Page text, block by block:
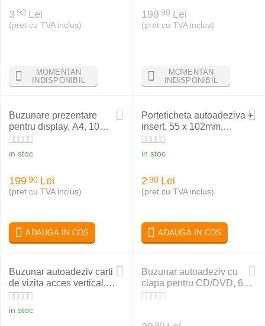
3 90 Lei
(pret cu TVA inclus)
MOMENTAN
INDISPONIBIL
199 90 Lei
(pret cu TVA inclus)
MOMENTAN
INDISPONIBIL
Buzunare prezentare
pentru display, A4, 10
buc/set, gri deschis,
PROBECO QuickLoad
in stoc
199 90 Lei
(pret cu TVA inclus)
ADAUGA IN COS
Porteticheta autoadeziva +
insert, 55 x 102mm,
PROBECO
in stoc
2 90 Lei
(pret cu TVA inclus)
ADAUGA IN COS
Buzunar autoadeziv carti
de vizita acces vertical,
95x60mm, 10 buc/set,
PROBECO
in stoc
Buzunar autoadeziv cu
clapa pentru CD/DVD, 6
buc/set, PROBECO